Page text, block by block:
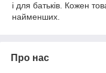
і для батьків. Кожен
найменших.
Про нас